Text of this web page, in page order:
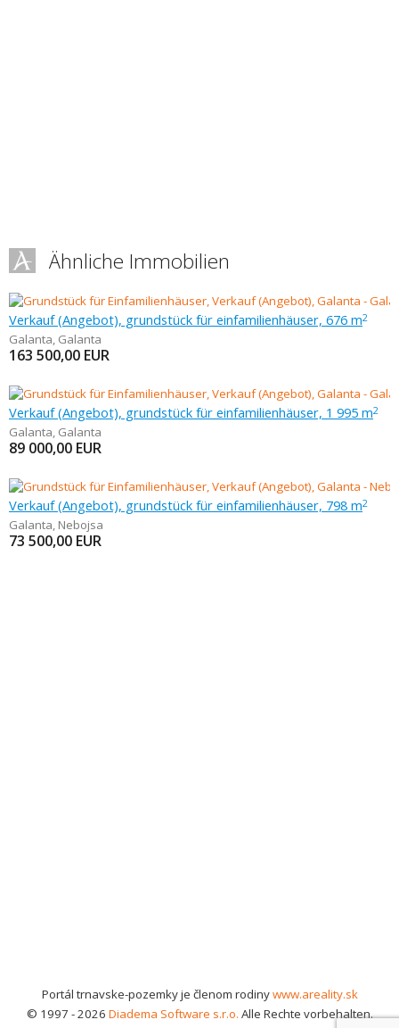
Ähnliche Immobilien
Verkauf (Angebot), grundstück für einfamilienhäuser, 676 m2
Galanta, Galanta
163 500,00 EUR
Verkauf (Angebot), grundstück für einfamilienhäuser, 1 995 m2
Galanta, Galanta
89 000,00 EUR
Verkauf (Angebot), grundstück für einfamilienhäuser, 798 m2
Galanta, Nebojsa
73 500,00 EUR
Portál trnavske-pozemky je členom rodinywww.areality.sk
© 1997 - 2026 Diadema Software s.r.o. Alle Rechte vorbehalten.